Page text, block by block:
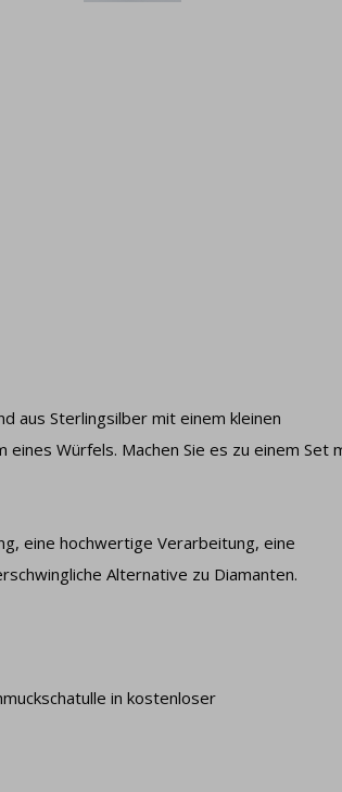
aus Sterlingsilber mit einem kleinen
Würfels. Machen Sie es zu einem Set
eine hochwertige Verarbeitung, eine
Alternative zu Diamanten.
in kostenloser